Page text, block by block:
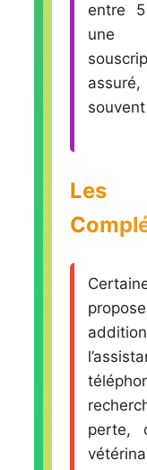
entre
une
Les
perte,